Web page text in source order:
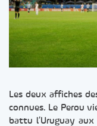
Les deux affiches
connues. Le Perou
battu l’Uruguay